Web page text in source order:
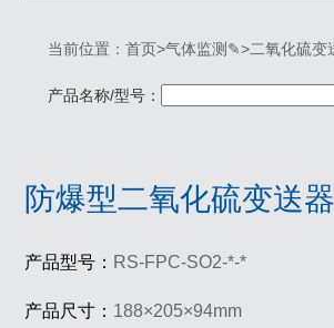
当前位置： 首页>气体监测✎>二氧化硫变
产品名称/型号：
防爆型二氧化硫变送器
产品型号： RS-FPC-SO2-*-*
产品尺寸： 188×205×94mm